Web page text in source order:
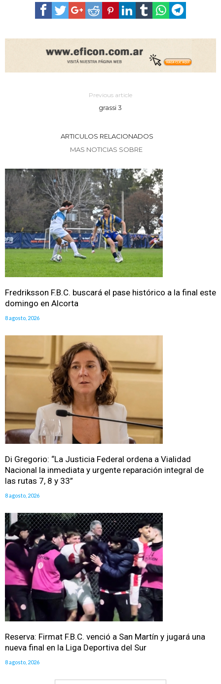
Previous article
grassi 3
ARTICULOS RELACIONADOS
MAS NOTICIAS SOBRE
Fredriksson F.B.C. buscará el pase histórico a la final este
domingo en Alcorta
8 agosto, 2026
Di Gregorio: “La Justicia Federal ordena a Vialidad
Nacional la inmediata y urgente reparación integral de
las rutas 7, 8 y 33”
8 agosto, 2026
Reserva: Firmat F.B.C. venció a San Martín y jugará una
nueva final en la Liga Deportiva del Sur
8 agosto, 2026